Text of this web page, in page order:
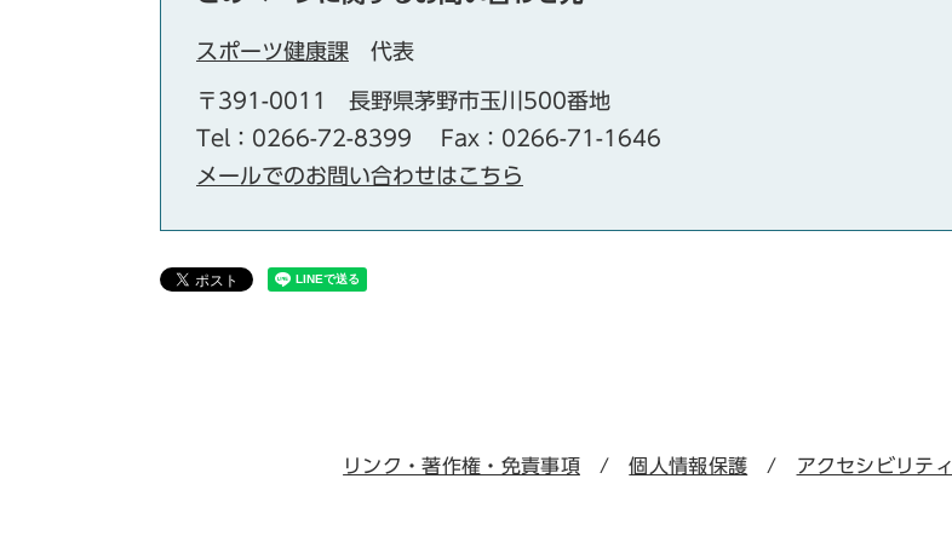
スポーツ健康課 代表
〒391-0011
長野県茅野市玉川500番地
Tel：0266-72-8399
Fax：0266-71-1646
メールでのお問い合わせはこちら
リンク・著作権・免責事項 個人情報保護 アクセシビリティ